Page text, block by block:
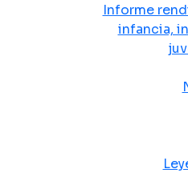
Informe
infancia,